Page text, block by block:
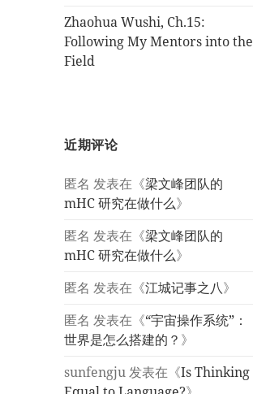
Zhaohua Wushi, Ch.15:
Following My Mentors into the
Field
近期评论
匿名 发表在《梁文峰团队的
mHC 研究在做什么》
匿名 发表在《梁文峰团队的
mHC 研究在做什么》
匿名 发表在《江城记事之八》
匿名 发表在《“宇宙操作系统”：
世界是怎么搭建的？ 》
sunfengju发表在《Is Thinking